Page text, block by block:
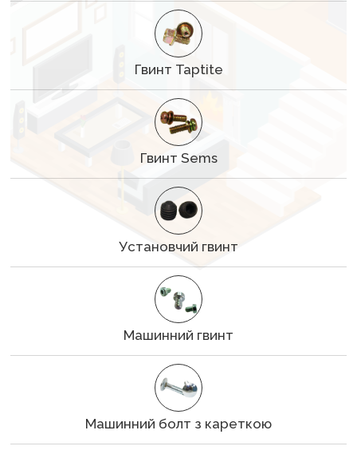
Гвинт Taptite
Гвинт Sems
Установчий гвинт
Машинний гвинт
Машинний болт з кареткою